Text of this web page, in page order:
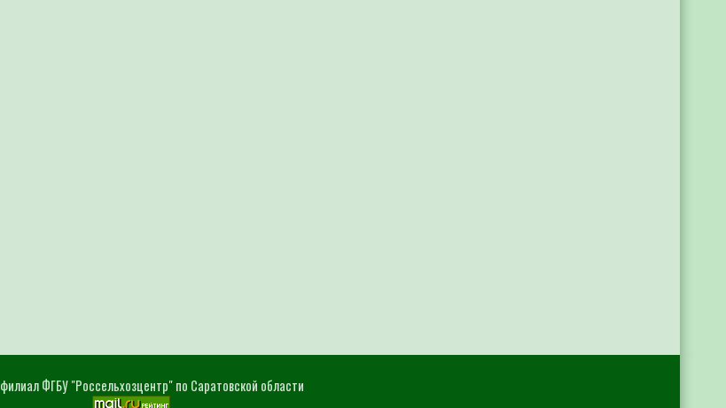
филиал ФГБУ "Россельхозцентр" по Саратовской области